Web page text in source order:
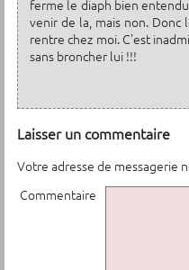
ferme le diaph bien
venir de la, mais non. Donc
rentre chez moi. C’est
sans broncher lui !!!
Laisser un commentaire
Votre adresse de messagerie
Commentaire